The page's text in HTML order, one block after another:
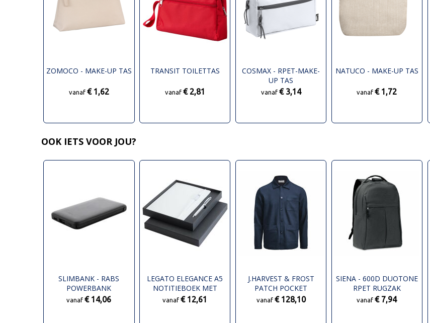
ZOMOCO - MAKE-UP TAS
vanaf € 1,62
TRANSIT TOILETTAS
vanaf € 2,81
COSMAX - RPET-MAKE-
UP TAS
vanaf € 3,14
NATUCO - MAKE-UP TAS
vanaf€ 1,72
OOK IETS VOOR JOU?
SLIMBANK - RABS
POWERBANK
vanaf€ 14,06
LEGATO ELEGANCE A5
NOTITIEBOEK MET
HARDE KAFT EN
vanaf€ 12,61
J.HARVEST & FROST
PATCH POCKET
OVERSHIRT UNISEX
vanaf € 128,10
SIENA - 600D DUOTONE
RPET RUGZAK
vanaf€ 7,94